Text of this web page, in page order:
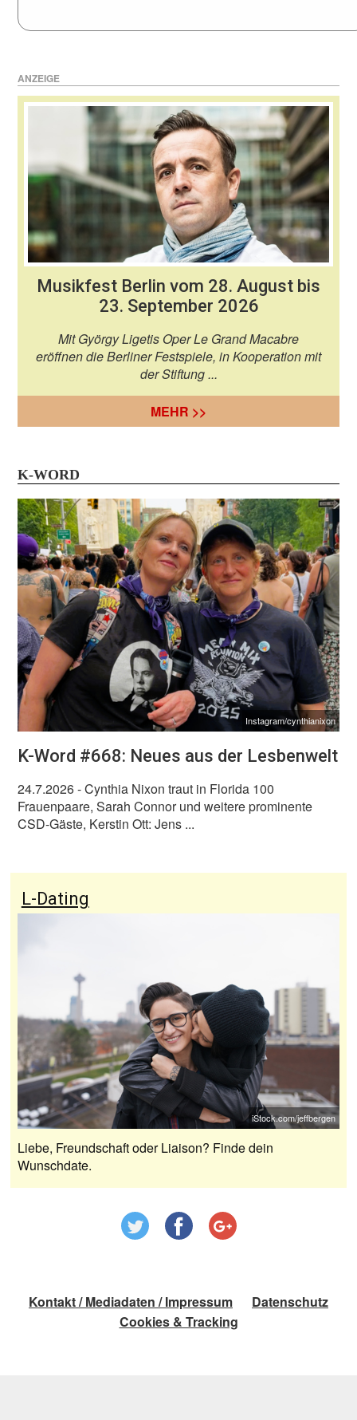
ANZEIGE
Musikfest Berlin vom 28. August bis
23. September 2026
Mit György Ligetis Oper Le Grand Macabre
eröffnen die Berliner Festspiele, in Kooperation mit
der Stiftung ...
MEHR >>
K-WORD
Instagram/cynthianixon
K-Word #668: Neues aus der Lesbenwelt
24.7.2026- Cynthia Nixon traut in Florida 100
Frauenpaare, Sarah Connor und weitere prominente
CSD-Gäste, Kerstin Ott: Jens ...
L-Dating
iStock.com/jeffbergen
Liebe, Freundschaft oder Liaison? Finde dein
Wunschdate.
Kontakt / Mediadaten / Impressum
Datenschutz
Cookies & Tracking